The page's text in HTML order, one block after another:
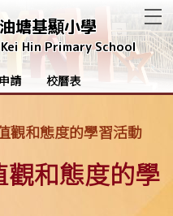
塘基顯小學
Hin Primary School
請 校曆表
觀和態度的學習活動
觀和態度的學